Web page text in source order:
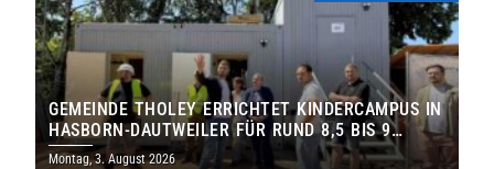
GEMEINDE THOLEY ERRICHTET KINDERCAMPUS IN
HASBORN-DAUTWEILER FÜR RUND 8,5 BIS 9
MILLIONEN EURO
Montag, 3. August 2026